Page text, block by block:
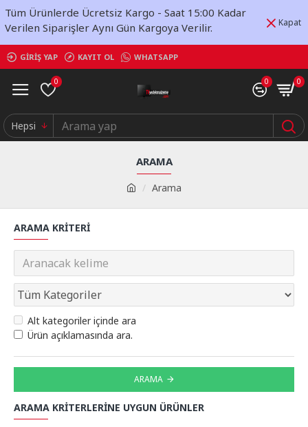
Tüm Ürünlerde Ücretsiz Kargo - Saat 15:00 Kadar
Verilen Siparişler Aynı Gün Kargoya Verilir.
Kapat
GIRIŞ YAP KAYIT OL WHATSAPP
0 0 0
Hepsi
Arama
ARAMA
ARAMA KRITERI
Alt kategoriler içinde ara
Ürün açıklamasında ara.
ARAMA
ARAMA KRITERLERINE UYGUN ÜRÜNLER